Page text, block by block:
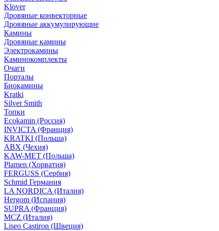
Klover
Дровяные конвекторные
Дровяные аккумулирующие
Камины
Дровяные камины
Электрокамины
Каминокомплекты
Очаги
Порталы
Биокамины
Kratki
Silver Smith
Топки
Ecokamin (Россия)
INVICTA (Франция)
KRATKI (Польша)
ABX (Чехия)
KAW-MET (Польша)
Plamen (Хорватия)
FERGUSS (Сербия)
Schmid Германия
LA NORDICA (Италия)
Hergom (Испания)
SUPRA (Франция)
MCZ (Италия)
Liseo Castiron (Швеция)